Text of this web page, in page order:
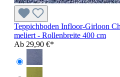
Teppichboden Infloor-Girloon
meliert - Rollenbreite 400 cm
Ab 29,90 €*